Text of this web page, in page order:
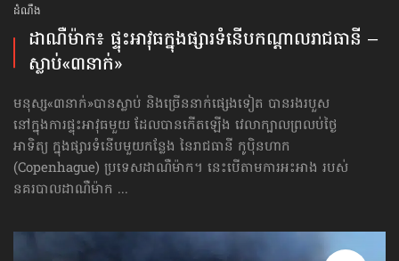
ដំណឹង
ដាណឺម៉ាក៖ ផ្ទុះអាវុធ​ក្នុងផ្សារទំនើប​កណ្ដាលរាជធានី –
ស្លាប់​«៣នាក់»
មនុស្ស«៣នាក់»បានស្លាប់ និងច្រើននាក់ផ្សេងទៀត បានរងរបួស
នៅក្នុងការផ្ទុះអាវុធមួយ ដែលបានកើតឡើង វេលាក្បាលព្រលប់ថ្ងៃ
អាទិត្យ ក្នុងផ្សារទំនើបមួយកន្លែង នៃរាជធានី កូប៉ិនហាក
(Copenhague) ប្រទេសដាណឺម៉ាក។ នេះបើតាមការអះអាង របស់
នគរបាលដាណឺម៉ាក ...